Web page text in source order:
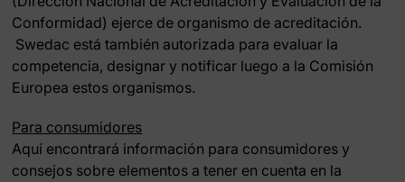
Conformidad) ejerce de organismo de acreditación.
Swedac está también autorizada para evaluar la
competencia, designar y notificar luego a la Comisión
Europea estos organismos.
Para consumidores
Aquí encontrará información para consumidores y
consejos sobre elementos a tener en cuenta en la